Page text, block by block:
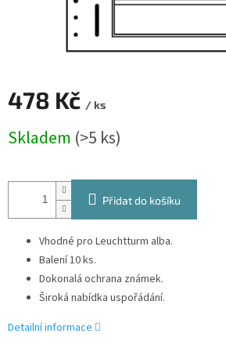
478 Kč / ks
cena:
Skladem (>5 ks)
Přidat do košíku
Vhodné pro Leuchtturm alba.
Balení 10 ks.
Dokonalá ochrana známek.
Široká nabídka uspořádání.
Detailní informace